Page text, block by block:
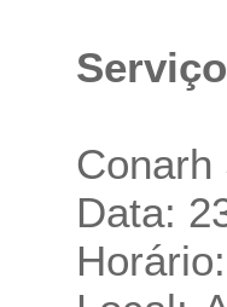
Serviço
Conarh
Data: